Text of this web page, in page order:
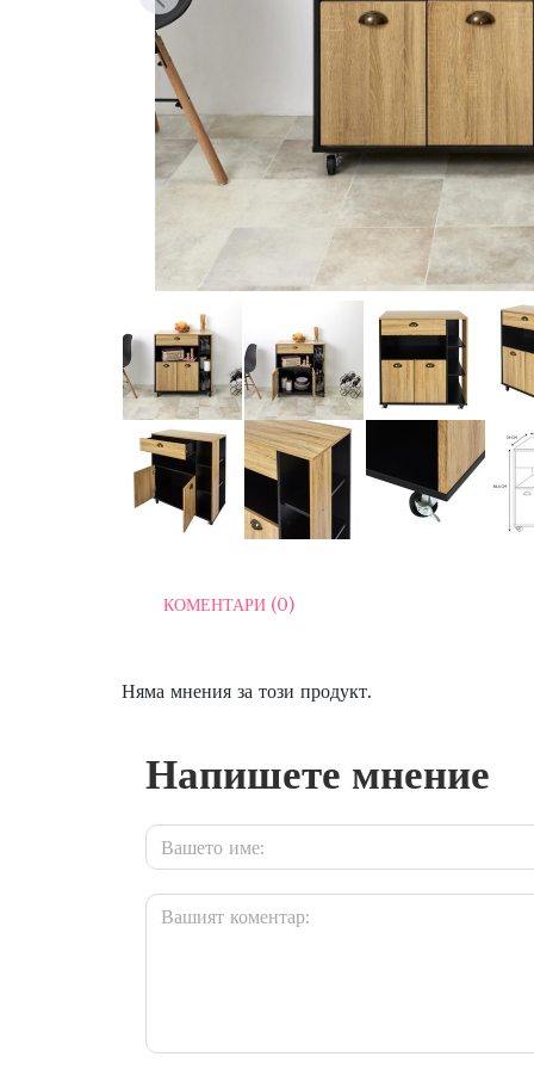
КОМЕНТАРИ (0)
Няма мнения за този продукт.
Напишете мнение